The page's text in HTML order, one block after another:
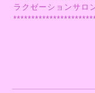
ラクゼーションサロ